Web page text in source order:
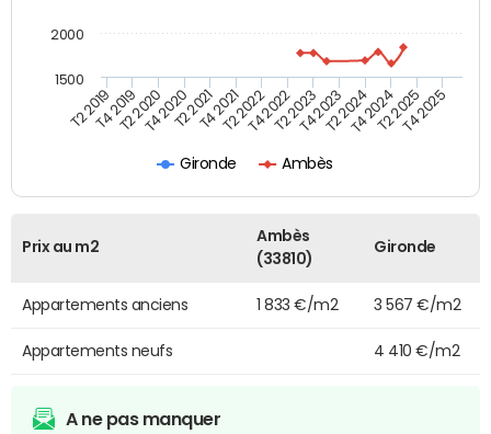
Gironde Ambès
T2 2019T4 2019T2 2020T4 2020T2 2021T4 2021T2 2022T4 2022T2 2023T4 2023T2 2024T4 2024T2 2025T4 2025
1500
2000
Prix au m2
Ambès
(33810)
Gironde
Appartements anciens 1 833 €/m2 3 567 €/m2
Appartements neufs 4 410 €/m2
A ne pas manquer